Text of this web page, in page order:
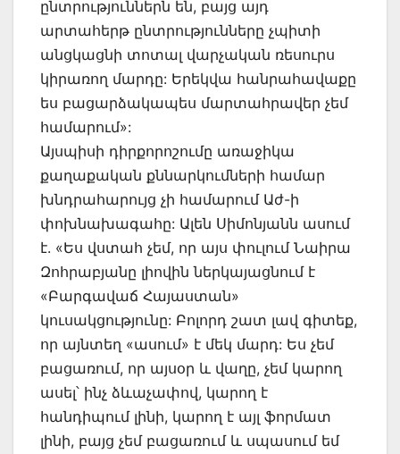
ընտրություններն են, բայց այդ
արտահերթ ընտրությունները չպիտի
անցկացնի տոտալ վարչական ռեսուրս
կիրառող մարդը: Երեկվա հանրահավաքը
ես բացարձակապես մարտահրավեր չեմ
համարում»:
Այսպիսի դիրքորոշումը առաջիկա
քաղաքական քննարկումների համար
խնդրահարույց չի համարում Աժ-ի
փոխնախագահը: Ալեն Սիմոնյանն ասում
է. «Ես վստահ չեմ, որ այս փուլում Նաիրա
Զոհրաբյանը լիովին ներկայացնում է
«Բարգավաճ Հայաստան»
կուսակցությունը: Բոլորդ շատ լավ գիտեք,
որ այնտեղ «ասում» է մեկ մարդ: Ես չեմ
բացառում, որ այսօր և վաղը, չեմ կարող
ասել՝ ինչ ձևաչափով, կարող է
հանդիպում լինի, կարող է այլ ֆորմատ
լինի, բայց չեմ բացառում և սպասում եմ